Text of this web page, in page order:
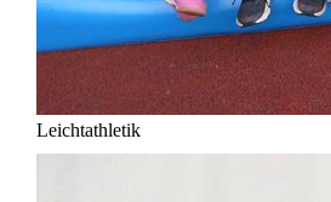
Leichtathletik